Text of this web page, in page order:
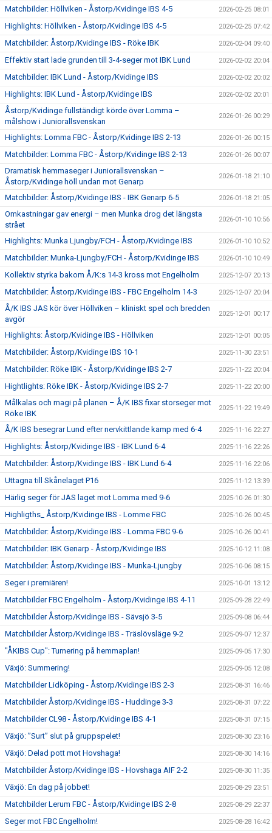
Matchbilder: Höllviken - Åstorp/Kvidinge IBS 4-5 2026-02-25 08:01
Highlights: Höllviken - Åstorp/Kvidinge IBS 4-5 2026-02-25 07:42
Matchbilder: Åstorp/Kvidinge IBS - Röke IBK 2026-02-04 09:40
Effektiv start lade grunden till 3-4-seger mot IBK Lund 2026-02-02 20:04
Matchbilder: IBK Lund - Åstorp/Kvidinge IBS 2026-02-02 20:02
Highlights: IBK Lund - Åstorp/Kvidinge IBS 2026-02-02 20:01
Åstorp/Kvidinge fullständigt körde över Lomma –
målshow i Juniorallsvenskan
2026-01-26 00:29
Highlights: Lomma FBC - Åstorp/Kvidinge IBS 2-13 2026-01-26 00:15
Matchbilder: Lomma FBC - Åstorp/Kvidinge IBS 2-13 2026-01-26 00:07
Dramatisk hemmaseger i Juniorallsvenskan –
Åstorp/Kvidinge höll undan mot Genarp
2026-01-18 21:10
Matchbilder: Åstorp/Kvidinge IBS - IBK Genarp 6-5 2026-01-18 21:05
Omkastningar gav energi – men Munka drog det längsta
strået
2026-01-10 10:56
Highlights: Munka Ljungby/FCH - Åstorp/Kvidinge IBS 2026-01-10 10:52
Matchbilder: Munka-Ljungby/FCH - Åstorp/Kvidinge IBS 2026-01-10 10:49
Kollektiv styrka bakom Å/K:s 14-3 kross mot Engelholm 2025-12-07 20:13
Matchbilder: Åstorp/Kvidinge IBS - FBC Engelholm 14-3 2025-12-07 20:04
Å/K IBS JAS kör över Höllviken – kliniskt spel och bredden
avgör
2025-12-01 00:17
Highlights: Åstorp/Kvidinge IBS - Höllviken 2025-12-01 00:05
Matchbilder: Åstorp/Kvidinge IBS 10-1 2025-11-30 23:51
Matchbilder: Röke IBK - Åstorp/Kvidinge IBS 2-7 2025-11-22 20:04
Hightlights: Röke IBK - Åstorp/Kvidinge IBS 2-7 2025-11-22 20:00
Målkalas och magi på planen – Å/K IBS fixar storseger mot
Röke IBK
2025-11-22 19:49
Å/K IBS besegrar Lund efter nervkittlande kamp med 6-4 2025-11-16 22:27
Highlights: Åstorp/Kvidinge IBS - IBK Lund 6-4 2025-11-16 22:26
Matchbilder: Åstorp/Kvidinge IBS - IBK Lund 6-4 2025-11-16 22:06
Uttagna till Skånelaget P16 2025-11-12 13:39
Härlig seger för JAS laget mot Lomma med 9-6 2025-10-26 01:30
Highligths_ Åstorp/Kvidinge IBS - Lomme FBC 2025-10-26 00:45
Matchbilder: Åstorp/Kvidinge IBS - Lomma FBC 9-6 2025-10-26 00:41
Matchbilder: IBK Genarp - Åstorp/Kvidinge IBS 2025-10-12 11:08
Matchbilder: Åstorp/Kvidinge IBS - Munka-Ljungby 2025-10-06 08:15
Seger i premiären! 2025-10-01 13:12
Matchbilder FBC Engelholm - Åstorp/Kvidinge IBS 4-11 2025-09-28 22:49
Matchbilder Åstorp/Kvidinge IBS - Sävsjö 3-5 2025-09-08 06:44
Matchbilder Åstorp/Kvidinge IBS - Träslövsläge 9-2 2025-09-07 12:37
"ÅKIBS Cup": Turnering på hemmaplan! 2025-09-05 17:30
Växjö: Summering! 2025-09-05 12:08
Matchbilder Lidköping - Åstorp/Kvidinge IBS 2-3 2025-08-31 16:46
Matchbilder Åstorp/Kvidinge IBS - Huddinge 3-3 2025-08-31 07:22
Matchbilder CL98 - Åstorp/Kvidinge IBS 4-1 2025-08-31 07:15
Växjö: ”Surt” slut på gruppspelet! 2025-08-30 23:16
Växjö: Delad pott mot Hovshaga! 2025-08-30 14:16
Matchbilder Åstorp/Kvidinge IBS - Hovshaga AIF 2-2 2025-08-30 11:35
Växjö: En dag på jobbet! 2025-08-29 23:51
Matchbilder Lerum FBC - Åstorp/Kvidinge IBS 2-8 2025-08-29 22:37
Seger mot FBC Engelholm! 2025-08-28 16:42